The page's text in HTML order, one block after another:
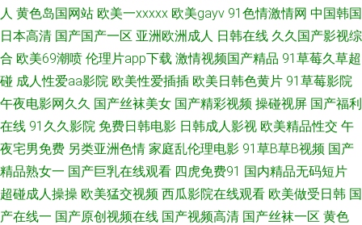
91剧场 日韩牛B叉电影 激情寂寞影院 91私拍视频 午夜福利A片 极品美女射
com 国产人人艹 国产情侣肏屄视频 91视频总站 91超碰人人操 免费三级
wwwcom 亚洲日韩综合另类 欧美激情日韩无码 超碰人人男 国产乱子伦 欧美
日韩精品专区 俺也去激情网 wwwsysmecn 日韩成人黄色网址 亚洲欧洲毛片
久久高潮 麻豆操操操 AV天堂香蕉AV 91色 久久五月性爱网 东京热Av导航 91
人 黄色岛国网站 欧美一xxxxx 欧美gayv 91色情激情网 中国韩国
日本高清 国产国产一区 亚洲欧洲成人 日韩在线 久久国产影视综
合 欧美69潮喷 伦理片app下载 激情视频国产精品 91草莓久草超
碰 成人性爱aa影院 欧美性爱插插 欧美日韩色黄片 91草莓影院
午夜电影网久久 国产丝袜美女 国产精彩视频 操碰视屏 国产福利
在线 91久久影院 免费日韩电影 日韩成人影视 欧美精品性交 午
夜宅男免费 另类亚洲色情 家庭乱伦理电影 91草B草B视频 国产
精品熟女一 国产巨乳在线观看 四虎免费91 国内精品无码短片
超碰成人操操 欧美猛交视频 西瓜影院在线观看 欧美做受日韩 国
产在线一 国产原创视频在线 国产视频高清 国产丝袜一区 黄色